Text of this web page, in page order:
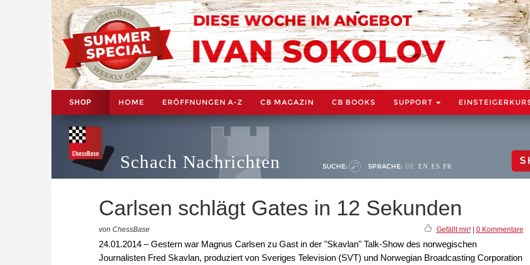
SHOP HOME ERÖFFNUNGEN A-Z CB MAGAZIN CB BOOKS SUPPORT
Schach Nachrichten SUCHE: SPRACHE: DE EN ES FR
Carlsen schlägt Gates in 12 Sekunden
von ChessBase Gefällt mir!| 0 Kommentare
24.01.2014 – Gestern war Magnus Carlsen zu Gast in der "Skavlan" Talk-Show des norwegischen
Journalisten Fred Skavlan, produziert von Sveriges Television (SVT) und Norwegian Broadcasting Corporation